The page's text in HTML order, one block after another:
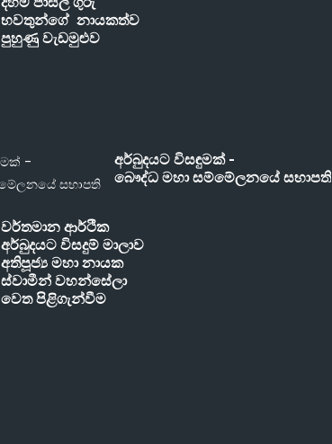
භවතුන්ගේ නායකත්ව
පුහුණු වැඩමුළුව
අර්බුදයට විසඳුමක් -
බෞද්ධ මහා සම්මේලනයේ සභාපති
වර්තමාන ආර්ථික
අර්බුදයට විසදුම් මාලාව
අතිපූජ්‍ය මහා නායක
ස්වාමීන් වහන්සේලා
වෙත පිළිගැන්වීම